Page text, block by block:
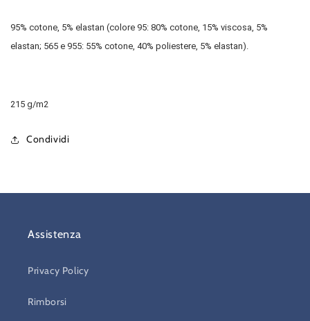
95% cotone, 5% elastan (colore 95: 80% cotone, 15% viscosa, 5%
elastan; 565 e 955: 55% cotone, 40% poliestere, 5% elastan).
215 g/m2
Condividi
Assistenza
Privacy Policy
Rimborsi